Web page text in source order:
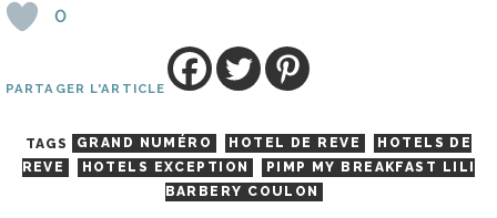
0
PARTAGER L'ARTICLE
TAGS GRAND NUMÉRO HOTEL DE REVE
HOTELS DE
REVE
HOTELS EXCEPTION
PIMP MY BREAKFAST LILI
BARBERY COULON